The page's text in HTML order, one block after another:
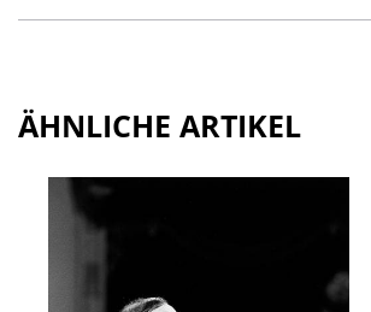
ÄHNLICHE ARTIKEL